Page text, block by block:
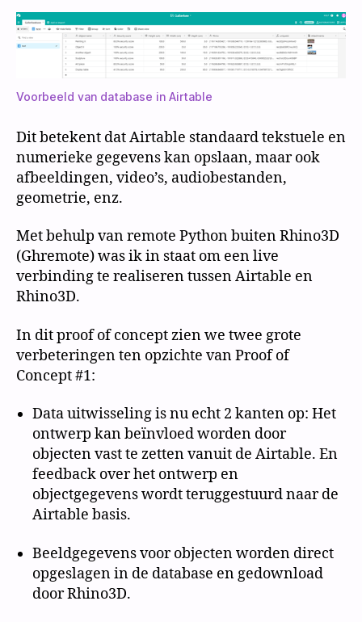
Voorbeeld van database in Airtable
Dit betekent dat Airtable standaard tekstuele en
numerieke gegevens kan opslaan, maar ook
afbeeldingen, video’s, audiobestanden,
geometrie, enz.
Met behulp van remote Python buiten Rhino3D
(Ghremote) was ik in staat om een live
verbinding te realiseren tussen Airtable en
Rhino3D.
In dit proof of concept zien we twee grote
verbeteringen ten opzichte van Proof of
Concept #1:
Data uitwisseling is nu echt 2 kanten op: Het
ontwerp kan beïnvloed worden door
objecten vast te zetten vanuit de Airtable. En
feedback over het ontwerp en
objectgegevens wordt teruggestuurd naar de
Airtable basis.
Beeldgegevens voor objecten worden direct
opgeslagen in de database en gedownload
door Rhino3D.